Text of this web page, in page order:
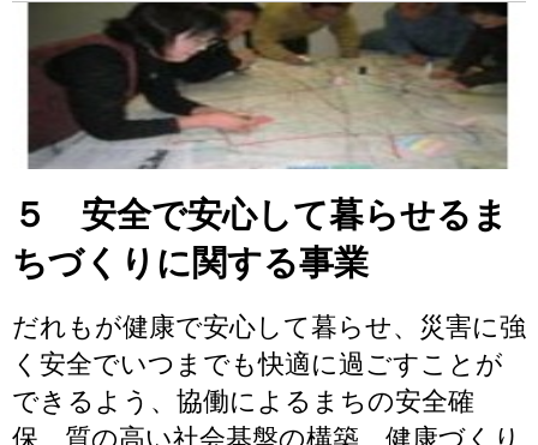
５ 安全で安心して暮らせるま
ちづくりに関する事業
だれもが健康で安心して暮らせ、災害に強
く安全でいつまでも快適に過ごすことが
できるよう、協働によるまちの安全確
保、質の高い社会基盤の構築、健康づくり